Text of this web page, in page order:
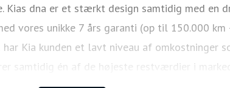
Kias dna er et stærkt design samtidig med en
vores unikke 7 års garanti (op til 150.000 km
Kia kunden et lavt niveau af omkostninger
samtidig én af de højeste restværdier i